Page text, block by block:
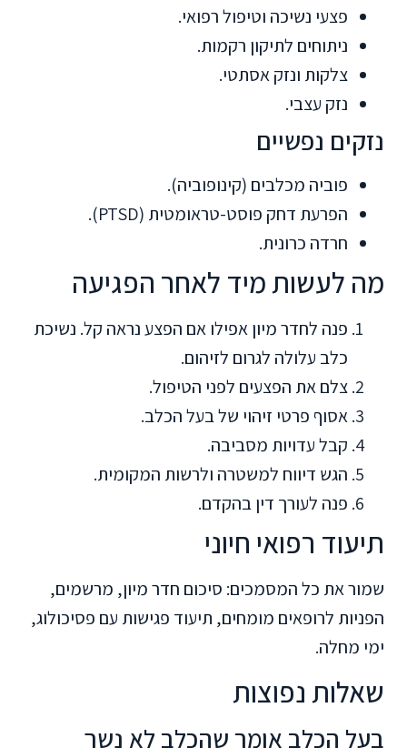
פצעי נשיכה וטיפול רפואי.
ניתוחים לתיקון רקמות.
צלקות ונזק אסתטי.
נזק עצבי.
נזקים נפשיים
פוביה מכלבים (קינופוביה).
הפרעת דחק פוסט-טראומטית (PTSD).
חרדה כרונית.
מה לעשות מיד לאחר הפגיעה
פנה לחדר מיון אפילו אם הפצע נראה קל. נשיכת
כלב עלולה לגרום לזיהום.
צלם את הפצעים לפני הטיפול.
אסוף פרטי זיהוי של בעל הכלב.
קבל עדויות מסביבה.
הגש דיווח למשטרה ולרשות המקומית.
פנה לעורך דין בהקדם.
תיעוד רפואי חיוני
שמור את כל המסמכים: סיכום חדר מיון, מרשמים,
הפניות לרופאים מומחים, תיעוד פגישות עם פסיכולוג,
ימי מחלה.
שאלות נפוצות
בעל הכלב אומר שהכלב לא נשך